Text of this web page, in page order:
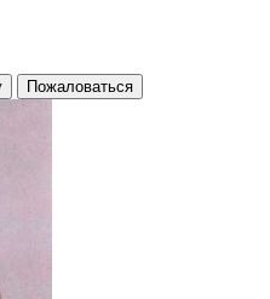
Пожаловаться